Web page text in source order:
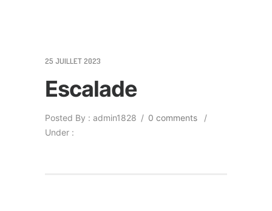
25 JUILLET 2023
Escalade
Posted By : admin1828 / 0 comments
/
Under :